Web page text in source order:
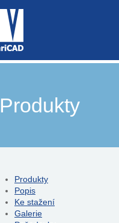
Produkty
Produkty
Popis
Ke stažení
Galerie